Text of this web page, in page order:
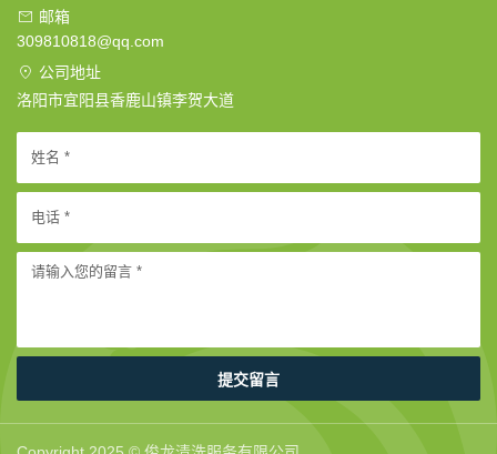
邮箱
309810818@qq.com
公司地址
洛阳市宜阳县香鹿山镇李贺大道
提交留言